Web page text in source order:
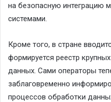
на безопасную интеграцию
системами.
Кроме того, в стране
формируется реестр
данных. Сами операторы
заблаговременно
процессов обработки